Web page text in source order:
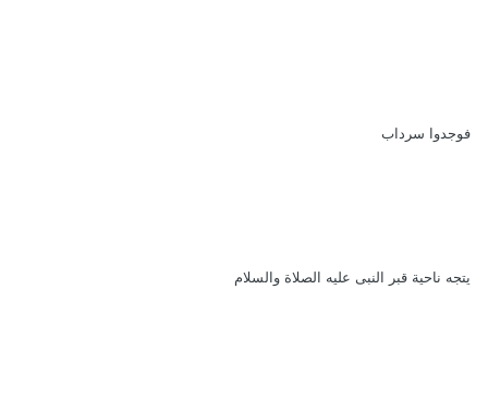
فوجدوا سرداب
يتجه ناحية قبر النبى عليه الصلاة والسلام